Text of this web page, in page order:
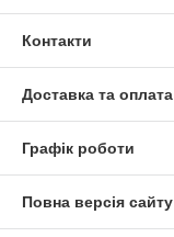
Контакти
Доставка та оплата
Графік роботи
Повна версія сайту